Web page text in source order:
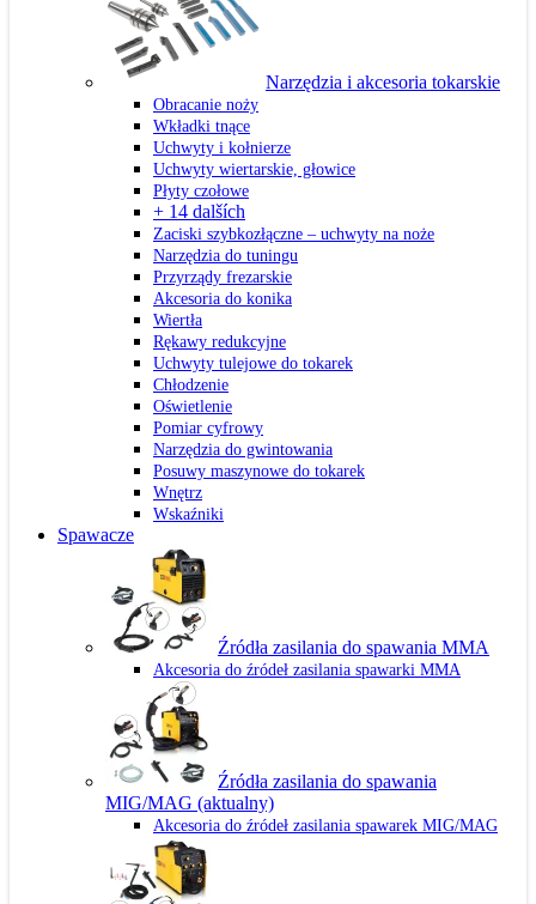
Narzędzia i akcesoria tokarskie
Obracanie noży
Wkładki tnące
Uchwyty i kołnierze
Uchwyty wiertarskie, głowice
Płyty czołowe
+ 14 dalších
Zaciski szybkozłączne – uchwyty na noże
Narzędzia do tuningu
Przyrządy frezarskie
Akcesoria do konika
Wiertła
Rękawy redukcyjne
Uchwyty tulejowe do tokarek
Chłodzenie
Oświetlenie
Pomiar cyfrowy
Narzędzia do gwintowania
Posuwy maszynowe do tokarek
Wnętrz
Wskaźniki
Spawacze
Źródła zasilania do spawania MMA
Akcesoria do źródeł zasilania spawarki MMA
Źródła zasilania do spawania
MIG/MAG (aktualny)
Akcesoria do źródeł zasilania spawarek MIG/MAG